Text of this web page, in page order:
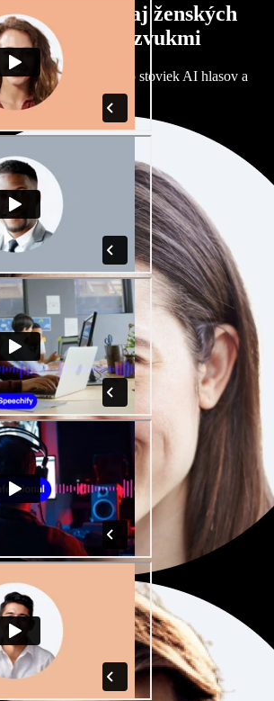
mužských aj ženských
s rôznymi prízvukmi
inak. Vyberte si zo stoviek AI hlasov a